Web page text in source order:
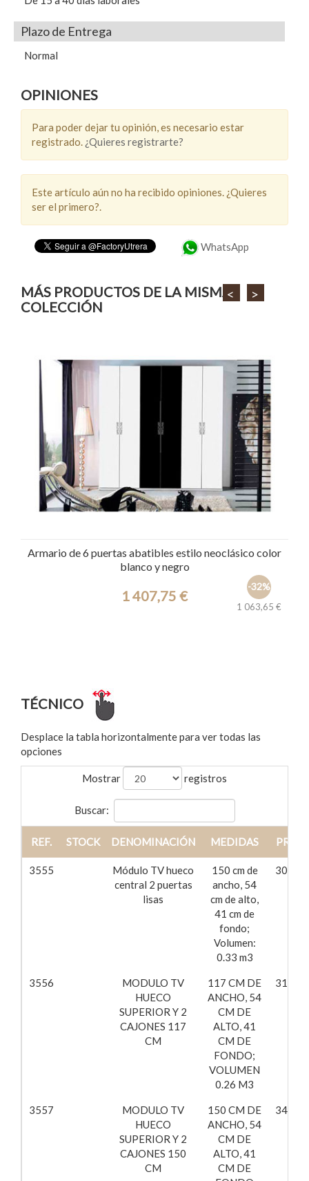
Plazo de Entrega
Normal
OPINIONES
Para poder dejar tu opinión, es necesario estar
registrado. ¿Quieres registrarte?
Este artículo aún no ha recibido opiniones. ¿Quieres
ser el primero?.
WhatsApp
MÁS PRODUCTOS DE LA MISMA
COLECCIÓN
Armario de 6 puertas abatibles estilo neoclásico color
blanco y negro
-32%
1 063,65 €
1 407,75 €
< >
TÉCNICO
Desplace la tabla horizontalmente para ver todas las
opciones
Mostrar registros
Buscar:
REF. STOCK DENOMINACIÓN MEDIDAS
3555
Módulo TV hueco
central 2 puertas
lisas
150 cm de
ancho, 54
cm de alto,
41 cm de
fondo;
Volumen:
0.33 m3
3556
MODULO TV
HUECO
SUPERIOR Y 2
CAJONES 117
CM
117 CM DE
ANCHO, 54
CM DE
ALTO, 41
CM DE
FONDO;
VOLUMEN
0.26 M3
3557
MODULO TV
HUECO
SUPERIOR Y 2
CAJONES 150
CM
150 CM DE
ANCHO, 54
CM DE
ALTO, 41
CM DE